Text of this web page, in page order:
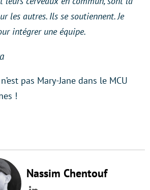
les autres. Ils se soutiennent. Je
intégrer une équipe.
pas Mary-Jane dans le MCU
!
Nassim Chentouf